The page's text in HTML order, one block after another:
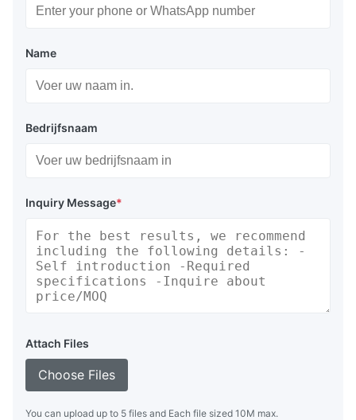
Name
Bedrijfsnaam
Inquiry Message*
Attach Files
Choose Files
You can upload up to 5 files and Each file sized 10M max.